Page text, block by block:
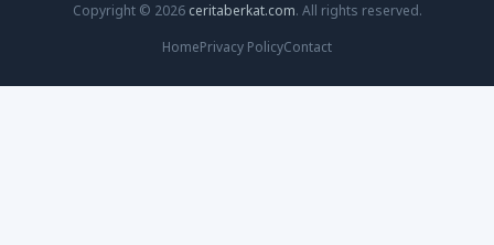
Copyright © 2026 ceritaberkat.com. All rights reserved.
HomePrivacy PolicyContact